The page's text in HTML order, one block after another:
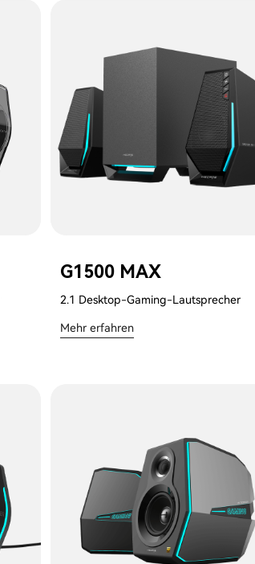
G1500 MAX
2.1 Desktop-Gaming-Lautsprecher
Mehr erfahren